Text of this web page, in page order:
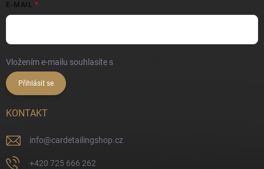
E-MAIL
Vložením e-mailu souhlasíte s
Přihlásit se
KONTAKT
info@cardetailingshop.cz
+420 725 666 262